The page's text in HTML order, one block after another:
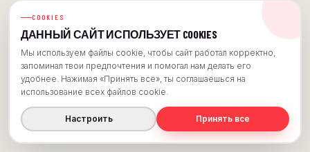
COOKIES
ДАННЫЙ САЙТ ИСПОЛЬЗУЕТ COOKIES
Мы используем файлы cookie, чтобы сайт работал корректно,
запоминал твои предпочтения и помогал нам делать его
удобнее. Нажимая «Принять все», ты соглашаешься на
использование всех файлов cookie.
Настроить Принять все